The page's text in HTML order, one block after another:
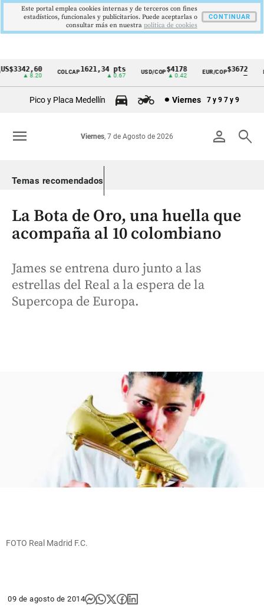
Cintillo
Colombia
▲ 8.20
COLCAP1621,34 pts
▲ 0.67
USD/COP$4178
▲ 0.42
EUR/COP$3672
Pico y Placa Medellín Viernes 7 y 9 7 y 9
person search
Viernes, 7 de Agosto de 2026
menu
Temas recomendados
La Bota de Oro, una huella que
acompaña al 10 colombiano
James se entrena duro junto a las
estrellas del Real a la espera de la
Supercopa de Europa.
FOTO Real Madrid F.C.
09 de agosto de 2014
Este portal emplea cookies internas y de terceros con fines
estadísticos, funcionales y publicitarios. Puede aceptarlas o
consultar más en nuestra politica de cookies
CONTINUAR